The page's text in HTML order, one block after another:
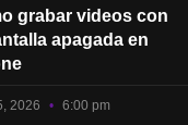
grabar videos con
apagada en
2026 6:00 pm